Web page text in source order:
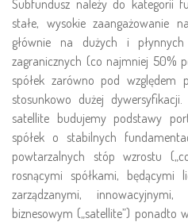
AGIO Stabilny PLUS
Strategia Depozytowa
Strategia Konserwatywna
Strategia Optymalna
Strategia Wzrostowa
Notowania
Prospekty
Statuty
Subfundusz należy do kategorii
stałe, wysokie zaangażowanie
głównie na dużych i płynnych
zagranicznych (co najmniej 50%
spółek zarówno pod względem
stosunkowo dużej
satellite budujemy podstawy
spółek o stabilnych
powtarzalnych stóp wzrostu
rosnącymi spółkami, będącymi
zarządzanymi,
biznesowym („satellite”) ponadto